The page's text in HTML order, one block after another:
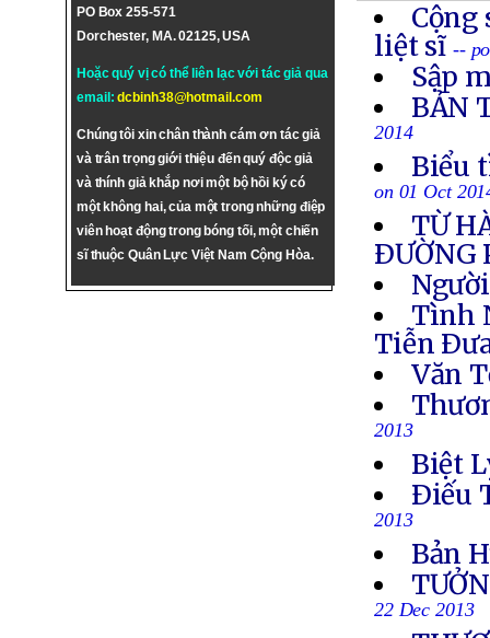
PO Box 255-571
Dorchester, MA. 02125, USA
Hoặc quý vị có thể liên lạc với tác giả qua
email:dcbinh38@hotmail.com
Chúng tôi xin chân thành cám ơn tác giả
và trân trọng giới thiệu đến quý độc giả
và thính giả khắp nơi một bộ hồi ký có
một không hai, của một trong những điệp
viên hoạt động trong bóng tối, một chiến
sĩ thuộc Quân Lực Việt Nam Cộng Hòa.
Cộng
liệt sĩ --
Sập
BẢN
2014
Biểu
on 01 Oct
TỪ
ÐƯỜNG
Tình
Tiễn
Văn
2013
Biệt
Ðiếu
2013
Bản
22 Dec 2013